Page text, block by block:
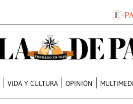
VIDA Y CULTURA OPINIÓN